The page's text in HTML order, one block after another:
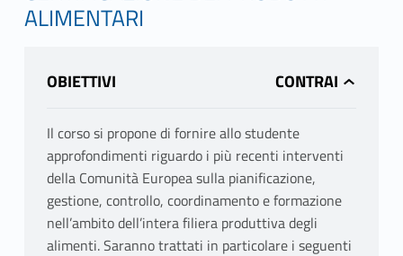
ALIMENTARI
OBIETTIVI
Il corso si propone di fornire allo studente
approfondimenti riguardo i più recenti interventi
della Comunità Europea sulla pianificazione,
gestione, controllo, coordinamento e formazione
nell’ambito dell’intera filiera produttiva degli
alimenti. Saranno trattati in particolare i seguenti